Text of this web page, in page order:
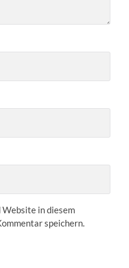
Website in diesem
speichern.